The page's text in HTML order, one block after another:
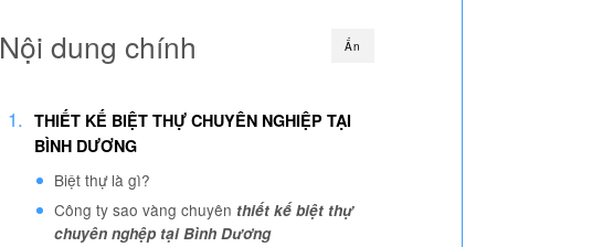
Ẩn
Nội dung chính
THIẾT KẾ BIỆT THỰ CHUYÊN NGHIỆP TẠI
BÌNH DƯƠNG
Biệt thự là gì?
Công ty sao vàng chuyên thiết kế biệt thự
chuyên nghệp tại Bình Dương